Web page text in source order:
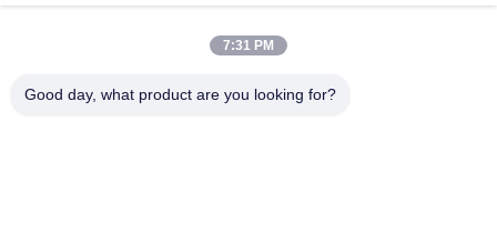
Culbuteur Screening
7:31 PM
Good day, what product are you looking for?